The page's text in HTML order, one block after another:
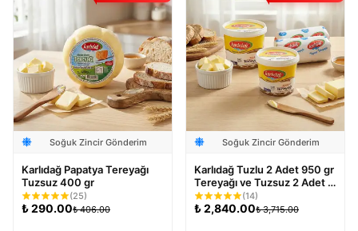
Soğuk Zincir Gönderim
Karlıdağ Papatya Tereyağı
Tuzsuz 400 gr
(25)
₺290.00₺ 406.00
Soğuk Zincir Gönderim
Karlıdağ Tuzlu 2 Adet 950 gr
Tereyağı ve Tuzsuz 2 Adet 1
Kg Tereyağı 4'lü Paket
(14)
₺2,840.00₺ 3,715.00